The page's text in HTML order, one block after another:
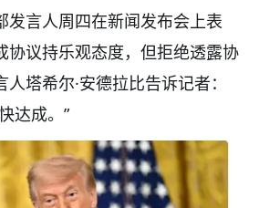
发言人周四在新闻发布会上表
协议持乐观态度，但拒绝透露协
塔希尔·安德拉比告诉记者：
达成。”